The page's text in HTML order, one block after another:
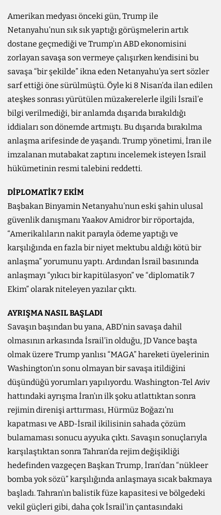
Amerikan medyası önceki gün, Trump ile
Netanyahu’nun sık sık yaptığı görüşmelerin artık
dostane geçmediği ve Trump’ın ABD ekonomisini
zorlayan savaşa son vermeye çalışırken kendisini bu
savaşa “bir şekilde” ikna eden Netanyahu’ya sert sözler
sarf ettiği öne sürülmüştü. Öyle ki 8 Nisan’da ilan edilen
ateşkes sonrası yürütülen müzakerelerle ilgili İsrail’e
bilgi verilmediği, bir anlamda dışarıda bırakıldığı
iddiaları son dönemde artmıştı. Bu dışarıda bırakılma
anlaşma arifesinde de yaşandı. Trump yönetimi, İran ile
imzalanan mutabakat zaptını incelemek isteyen İsrail
hükümetinin resmi talebini reddetti.
DİPLOMATİK 7 EKİM
Başbakan Binyamin Netanyahu’nun eski şahin ulusal
güvenlik danışmanı Yaakov Amidror bir röportajda,
“Amerikalıların nakit parayla ödeme yaptığı ve
karşılığında en fazla bir niyet mektubu aldığı kötü bir
anlaşma” yorumunu yaptı. Ardından İsrail basınında
anlaşmayı “yıkıcı bir kapitülasyon” ve “diplomatik 7
Ekim” olarak niteleyen yazılar çıktı.
AYRIŞMA NASIL BAŞLADI
Savaşın başından bu yana, ABD’nin savaşa dahil
olmasının arkasında İsrail’in olduğu, JD Vance başta
olmak üzere Trump yanlısı “MAGA” hareketi üyelerinin
Washington’ın sonu olmayan bir savaşa itildiğini
düşündüğü yorumları yapılıyordu. Washington-Tel Aviv
hattındaki ayrışma İran’ın ilk şoku atlattıktan sonra
rejimin direnişi arttırması, Hürmüz Boğazı’nı
kapatması ve ABD-İsrail ikilisinin sahada çözüm
bulamaması sonucu ayyuka çıktı. Savaşın sonuçlarıyla
karşılaştıktan sonra Tahran’da rejim değişikliği
hedefinden vazgeçen Başkan Trump, İran’dan “nükleer
bomba yok sözü” karşılığında anlaşmaya sıcak bakmaya
başladı. Tahran’ın balistik füze kapasitesi ve bölgedeki
vekil güçleri gibi, daha çok İsrail’in çantasındaki